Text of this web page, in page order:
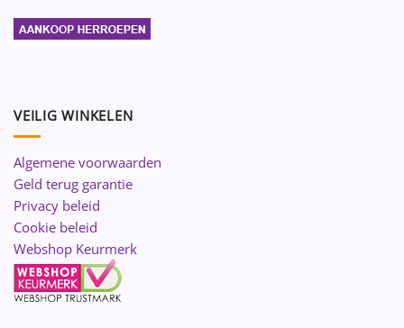
VEILIG WINKELEN
Algemene voorwaarden
Geld terug garantie
Privacy beleid
Cookie beleid
Webshop Keurmerk